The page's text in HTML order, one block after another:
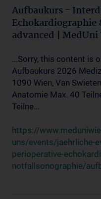
Aufbaukurs -
advanced | MedUni
...Sorry, this content is
Aufbaukurs 2026
1090 Wien, Van
Anatomie Max. 40
Teilne...
https://
uns/events/jaehrliche-
perioperative-
notfallsonographie/